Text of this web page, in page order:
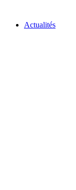
Actualités